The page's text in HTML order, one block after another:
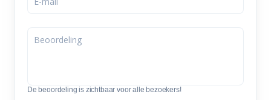
De beoordeling is zichtbaar voor alle bezoekers!